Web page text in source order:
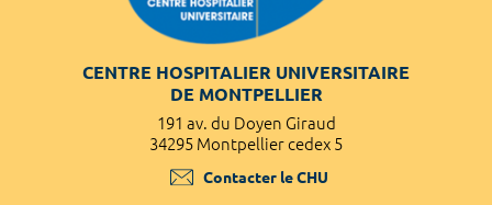
CENTRE HOSPITALIER UNIVERSITAIRE
DE MONTPELLIER
191 av. du Doyen Giraud
34295 Montpellier cedex 5
Contacter le CHU